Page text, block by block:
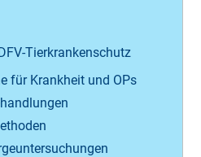
Tierkrankenschutz
für Krankheit und OPs